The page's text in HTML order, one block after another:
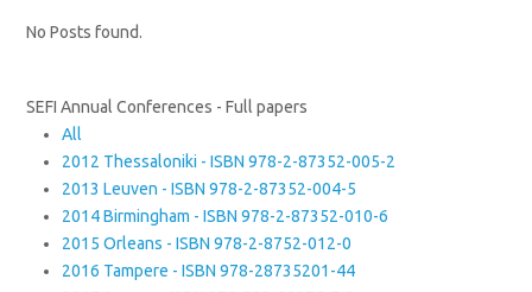
No Posts found.
SEFI Annual Conferences - Full papers
All
2012 Thessaloniki - ISBN 978-2-87352-005-2
2013 Leuven - ISBN 978-2-87352-004-5
2014 Birmingham - ISBN 978-2-87352-010-6
2015 Orleans - ISBN 978-2-8752-012-0
2016 Tampere - ISBN 978-28735201-44